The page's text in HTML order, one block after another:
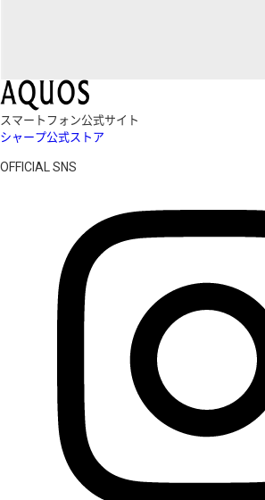
スマートフォン公式サイト
シャープ公式ストア
OFFICIAL SNS